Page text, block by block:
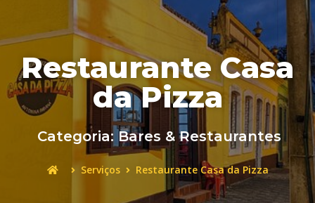
Restaurante Casa
da Pizza
Categoria: Bares & Restaurantes
Serviços Restaurante Casa da Pizza